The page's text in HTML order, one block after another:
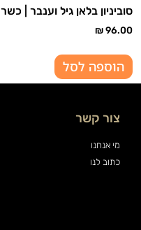
סוביניון בלאן גיל וענבר | כשר
₪96.00
הוספה לסל
צור קשר
מי אנחנו
כתוב לנו